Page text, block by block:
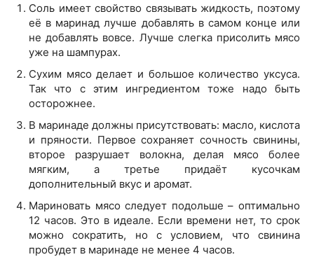
Соль имеет свойство связывать жидкость, поэтому
её в маринад лучше добавлять в самом конце или
не добавлять вовсе. Лучше слегка присолить мясо
уже на шампурах.
Сухим мясо делает и большое количество уксуса.
Так что с этим ингредиентом тоже надо быть
осторожнее.
В маринаде должны присутствовать: масло, кислота
и пряности. Первое сохраняет сочность свинины,
второе разрушает волокна, делая мясо более
мягким, а третье придаёт кусочкам
дополнительный вкус и аромат.
Мариновать мясо следует подольше – оптимально
12 часов. Это в идеале. Если времени нет, то срок
можно сократить, но с условием, что свинина
пробудет в маринаде не менее 4 часов.